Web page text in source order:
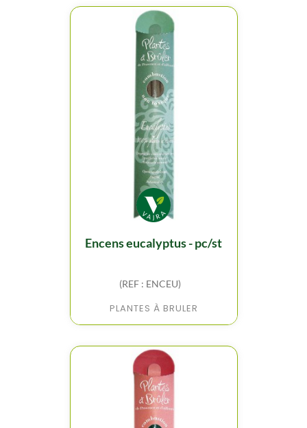
encens eucalyptus - pc/st
(REF : ENCEU)
PLANTES À BRULER